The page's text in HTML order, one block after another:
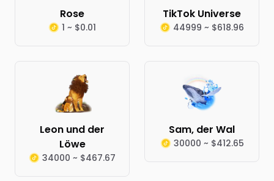
Rose
1 ~ $0.01
TikTok Universe
44999 ~ $618.96
Leon und der
Löwe
34000 ~ $467.67
Sam, der Wal
30000 ~ $412.65